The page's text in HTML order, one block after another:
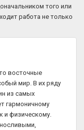
того или
работа не только
восточные
мир. В их ряду
из самых
гармоничному
и физическому.